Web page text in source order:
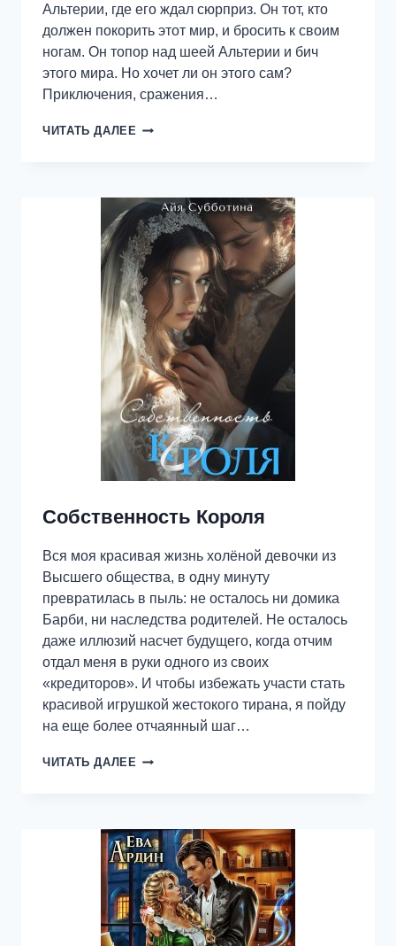
Альтерии, где его ждал сюрприз. Он тот, кто
должен покорить этот мир, и бросить к своим
ногам. Он топор над шеей Альтерии и бич
этого мира. Но хочет ли он этого сам?
Приключения, сражения…
ЧИТАТЬ ДАЛЕЕ ПОДЗЕМЕЛЬЕ
Собственность Короля
Вся моя красивая жизнь холёной девочки из
Высшего общества, в одну минуту
превратилась в пыль: не осталось ни домика
Барби, ни наследства родителей. Не осталось
даже иллюзий насчет будущего, когда отчим
отдал меня в руки одного из своих
«кредиторов». И чтобы избежать участи стать
красивой игрушкой жестокого тирана, я пойду
на еще более отчаянный шаг…
ЧИТАТЬ ДАЛЕЕ СОБСТВЕННОСТЬ